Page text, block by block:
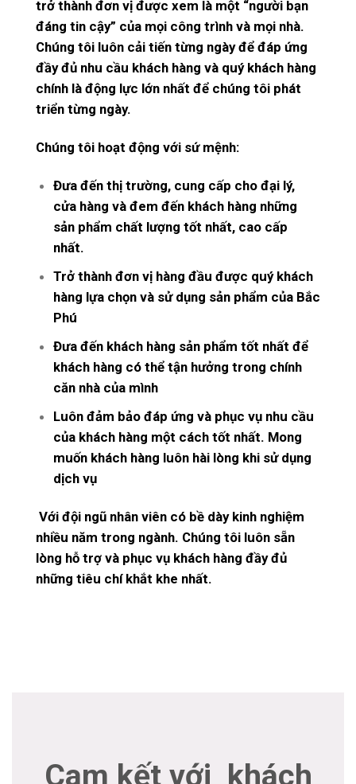
trở thành đơn vị được xem là một “người bạn
đáng tin cậy” của mọi công trình và mọi nhà.
Chúng tôi luôn cải tiến từng ngày để đáp ứng
đầy đủ nhu cầu khách hàng và quý khách hàng
chính là động lực lớn nhất để chúng tôi phát
triển từng ngày.
Chúng tôi hoạt động với sứ mệnh:
Đưa đến thị trường, cung cấp cho đại lý,
cửa hàng và đem đến khách hàng những
sản phẩm chất lượng tốt nhất, cao cấp
nhất.
Trở thành đơn vị hàng đầu được quý khách
hàng lựa chọn và sử dụng sản phẩm của Bắc
Phú
Đưa đến khách hàng sản phẩm tốt nhất để
khách hàng có thể tận hưởng trong chính
căn nhà của mình
Luôn đảm bảo đáp ứng và phục vụ nhu cầu
của khách hàng một cách tốt nhất. Mong
muốn khách hàng luôn hài lòng khi sử dụng
dịch vụ
Với đội ngũ nhân viên có bề dày kinh nghiệm
nhiều năm trong ngành. Chúng tôi luôn sẵn
lòng hỗ trợ và phục vụ khách hàng đầy đủ
những tiêu chí khắt khe nhất.
Cam kết với khách